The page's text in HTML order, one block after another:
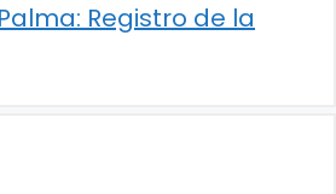
Registro de la